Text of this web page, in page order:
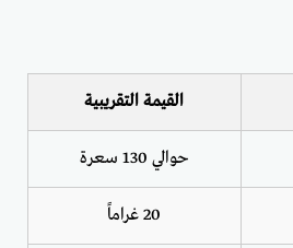
القيمة التقريبية
حوالي 130 سعرة
20 غراماً